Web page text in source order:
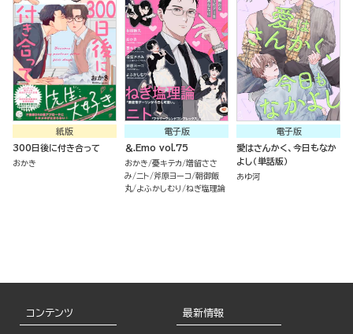
紙版
300日後に付き合って
おかき
電子版
＆.Emo vol.75
おかき 憂キテカ 増留ささ
み
ニト 斧原ヨーコ 朝御飯
丸
よふかしむり ねぎ塩理論
電子版
愛はさんかく、今日もなか
よし（単話版）
あゆ河
コンテンツ 最新情報